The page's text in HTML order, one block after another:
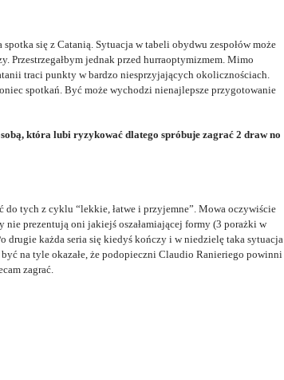
się z Catanią. Sytuacja w tabeli obydwu zespołów może
Przestrzegałbym jednak przed hurraoptymizmem. Mimo
traci punkty w bardzo niesprzyjających okolicznościach.
spotkań. Być może wychodzi nienajlepsze przygotowanie
która lubi ryzykować dlatego spróbuje zagrać 2 draw no
tych z cyklu “lekkie, łatwe i przyjemne”. Mowa oczywiście
nie prezentują oni jakiejś oszałamiającej formy (3 porażki w
drugie każda seria się kiedyś kończy i w niedzielę taka sytuacja
na tyle okazałe, że podopieczni Claudio Ranieriego powinni
zagrać.